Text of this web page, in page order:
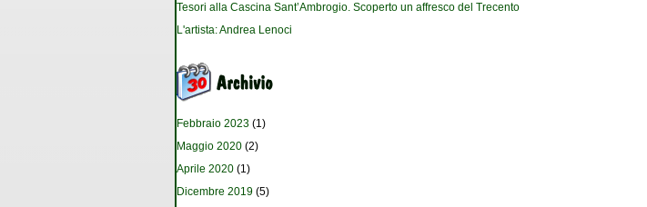
Tesori alla Cascina Sant’Ambrogio. Scoperto un affresco del Trecento
L'artista: Andrea Lenoci
Febbraio 2023 (1)
Maggio 2020 (2)
Aprile 2020 (1)
Dicembre 2019 (5)